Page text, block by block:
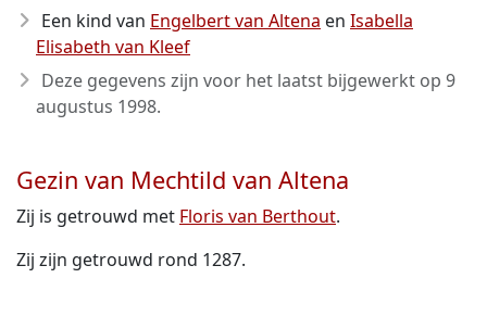
Een kind van Engelbert van Altena en Isabella
Elisabeth van Kleef
Deze gegevens zijn voor het laatst bijgewerkt op 9
augustus 1998.
Gezin van Mechtild van Altena
Zij is getrouwd met Floris van Berthout.
Zij zijn getrouwd rond 1287.